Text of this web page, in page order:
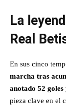
La
Real
En sus cinco
marcha tras
anotado 52 goles
pieza clave en el